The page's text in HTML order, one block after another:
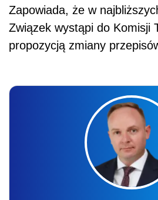
Zapowiada, że w
Związek wystąpi do Komisji
propozycją zmiany